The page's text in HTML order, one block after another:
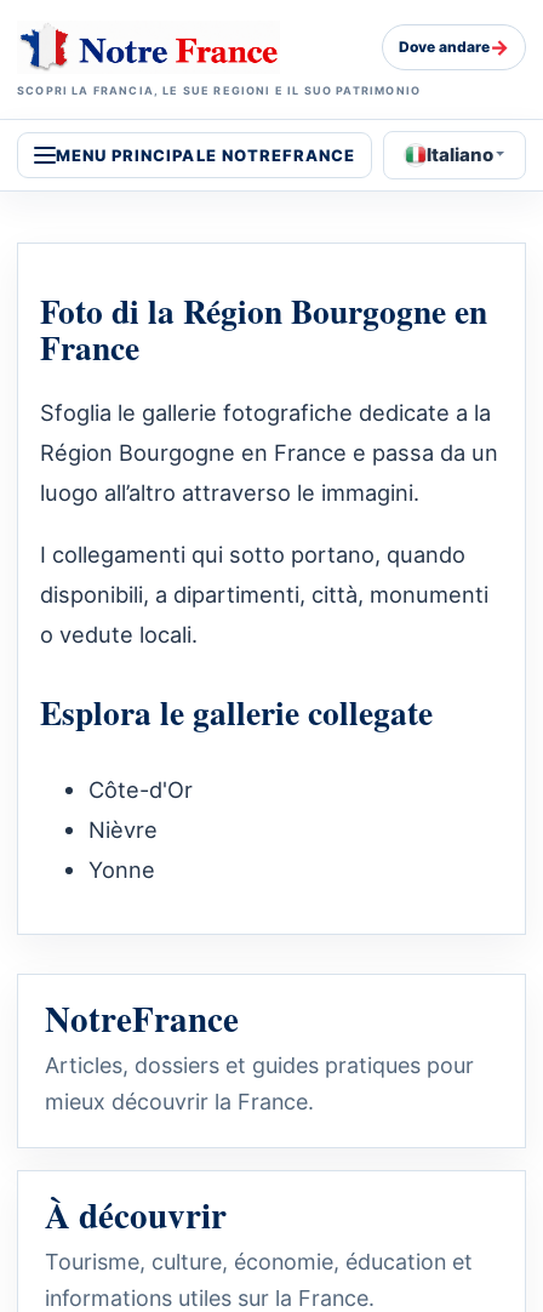
SCOPRI LA FRANCIA, LE SUE REGIONI E IL SUO PATRIMONIO
Dove andare→
MENU PRINCIPALE NOTREFRANCE Italiano
Foto di la Région Bourgogne en
France
Sfoglia le gallerie fotografiche dedicate a la
Région Bourgogne en France e passa da un
luogo all’altro attraverso le immagini.
I collegamenti qui sotto portano, quando
disponibili, a dipartimenti, città, monumenti
o vedute locali.
Esplora le gallerie collegate
Côte-d'Or
Nièvre
Yonne
NotreFrance
Articles, dossiers et guides pratiques pour
mieux découvrir la France.
À découvrir
Tourisme, culture, économie, éducation et
informations utiles sur la France.